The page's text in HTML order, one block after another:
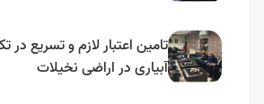
تامین اعتبار لازم و تسریع
آبیاری در اراضی نخیلات